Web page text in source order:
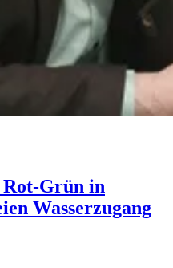
Grün in
Wasserzugang